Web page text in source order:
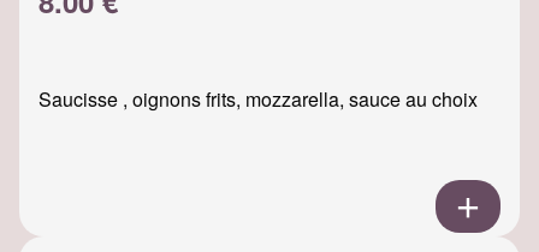
Saucisse , oignons frits, mozzarella, sauce au choix